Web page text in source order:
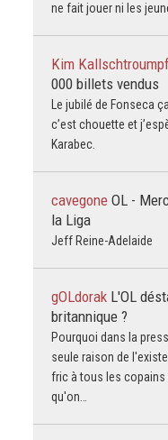
ne fait jouer ni les
Kim
000 billets vendus
Le jubilé de Fonseca
c’est chouette et
Karabec.
cavegone OL -
la Liga
Jeff Reine-Adelaide
gOLdorak L'OL
britannique ?
Pourquoi dans la
seule raison de
fric à tous les copains
qu'on…